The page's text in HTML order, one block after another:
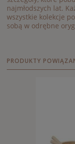
najmłodszych lat.
wszystkie kolekcje
sobą w odrębne
PRODUKTY